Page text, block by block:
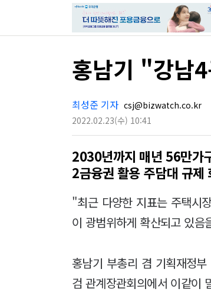
홍남기 "강남
최성준 기자 csj@bizwatch.co.kr
2022.02.23(수) 10:41
2030년까지 매년 56만가
2금융권 활용 주담대 규제
"최근 다양한 지표는 주택시
이 광범위하게 확산되고 있음
홍남기 부총리 겸 기획재정
검 관계장관회의에서 이같이